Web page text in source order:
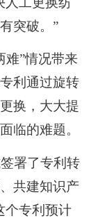
突破。”
难”情况带来
利通过旋转
换，大大提
临的难题。
署了专利转
共建知识产
个专利预计